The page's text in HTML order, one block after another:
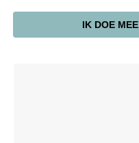
IK DOE MEE